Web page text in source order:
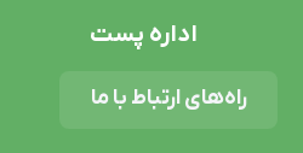
راه‌های ارتباط با ما
اداره پست